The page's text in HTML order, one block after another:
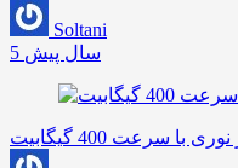
Soltani
5 سال پیش
با سرعت 400 گیگابیت